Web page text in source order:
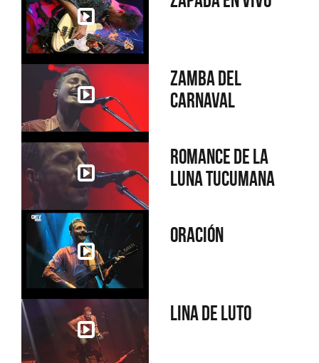
Zamba del
Carnaval
Romance de la
luna tucumana
Oración
Lina de luto